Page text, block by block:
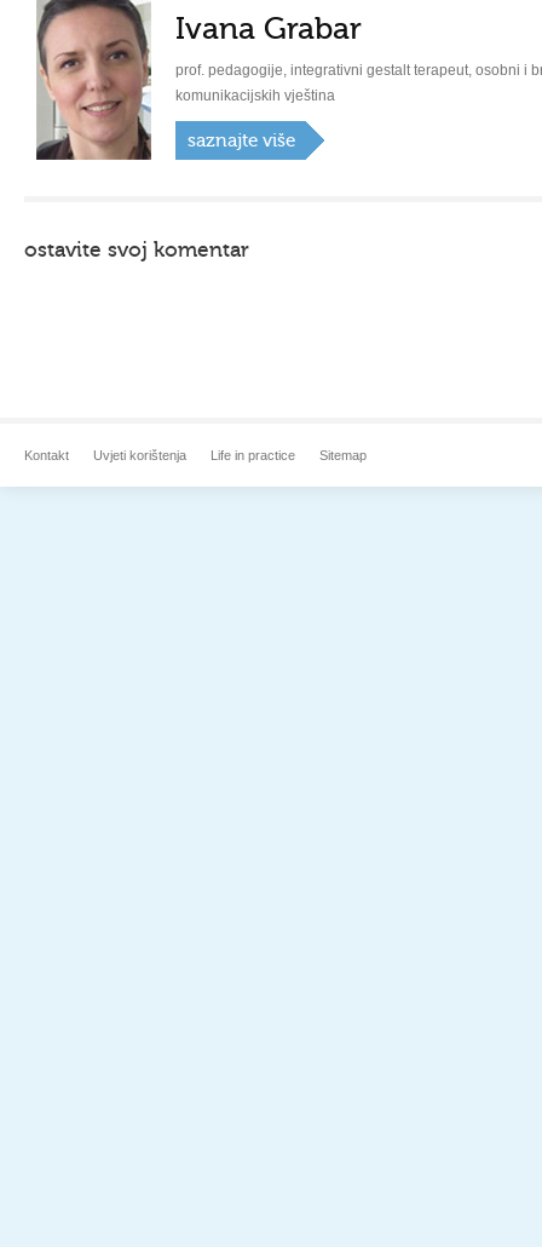
Ivana Grabar
prof. pedagogije, integrativni gestalt terapeut, osobni i
komunikacijskih vještina
saznajte više
ostavite svoj komentar
Kontakt Uvjeti korištenja Life in practice Sitemap